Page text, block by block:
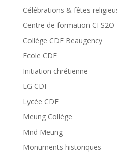
Célébrations & fêtes
Centre de formation CFS2O
Collège CDF Beaugency
Ecole CDF
Initiation chrétienne
LG CDF
Lycée CDF
Meung Collège
Mnd Meung
Monuments historiques